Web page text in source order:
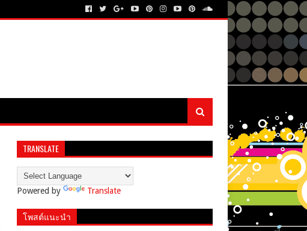
TRANSLATE
Powered by Translate
โพสต์แนะนำ